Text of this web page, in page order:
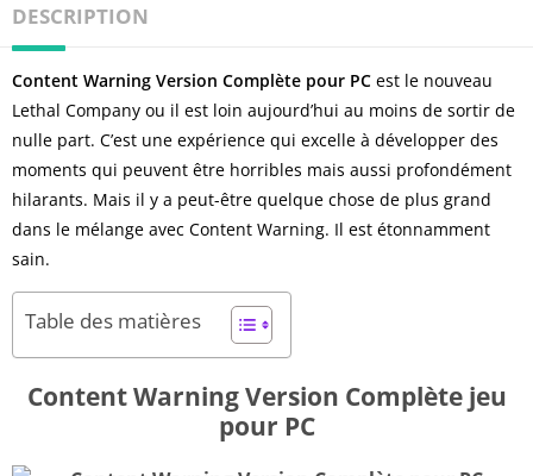
DESCRIPTION
Content Warning Version Complète pour PC est le nouveau
Lethal Company ou il est loin aujourd’hui au moins de sortir de
nulle part. C’est une expérience qui excelle à développer des
moments qui peuvent être horribles mais aussi profondément
hilarants. Mais il y a peut-être quelque chose de plus grand
dans le mélange avec Content Warning. Il est étonnamment
sain.
Table des matières
Content Warning Version Complète jeu
pour PC